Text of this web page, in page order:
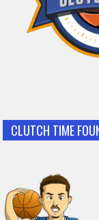
CLUTCH TIME